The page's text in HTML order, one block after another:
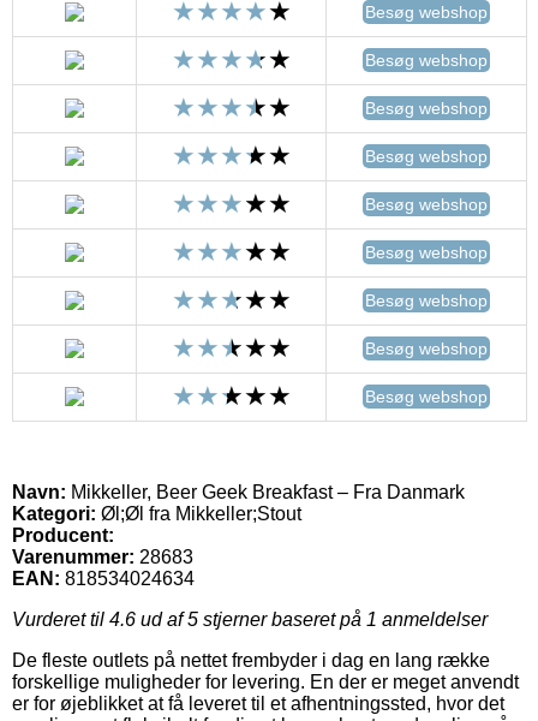
Besøg webshop
Besøg webshop
Besøg webshop
Besøg webshop
Besøg webshop
Besøg webshop
Besøg webshop
Besøg webshop
Besøg webshop
Navn: Mikkeller, Beer Geek Breakfast – Fra Danmark
Kategori: Øl;Øl fra Mikkeller;Stout
Producent:
Varenummer: 28683
EAN: 818534024634
Vurderet til 4.6 ud af 5 stjerner baseret på 1 anmeldelser
De fleste outlets på nettet frembyder i dag en lang række
forskellige muligheder for levering. En der er meget anvendt
er for øjeblikket at få leveret til et afhentningssted, hvor det